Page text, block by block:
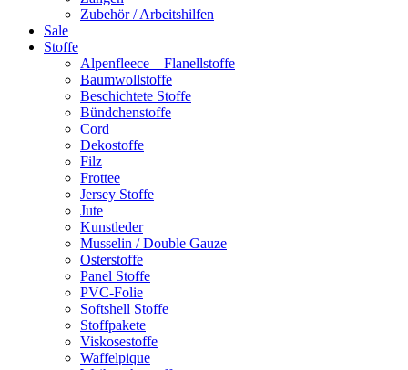
Zubehör / Arbeitshilfen
Sale
Stoffe
Alpenfleece – Flanellstoffe
Baumwollstoffe
Beschichtete Stoffe
Bündchenstoffe
Cord
Dekostoffe
Filz
Frottee
Jersey Stoffe
Jute
Kunstleder
Musselin / Double Gauze
Osterstoffe
Panel Stoffe
PVC-Folie
Softshell Stoffe
Stoffpakete
Viskosestoffe
Waffelpique